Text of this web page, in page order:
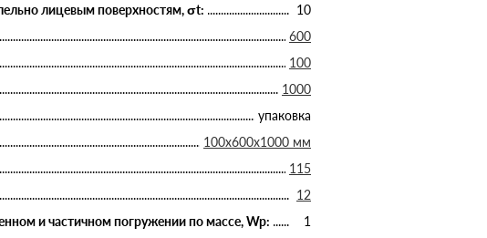
лицевым поверхностям, σt:
10
600
100
1000
упаковка
100х600х1000 мм
115
12
и частичном погружении по массе, Wp:
1